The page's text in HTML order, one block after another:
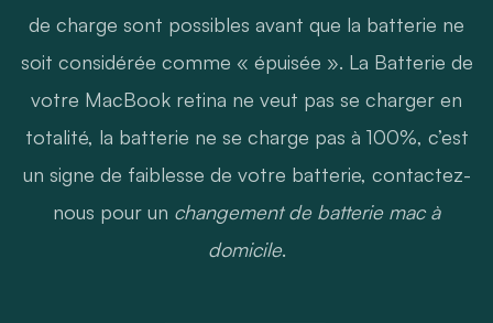
de charge sont possibles avant que la batterie ne
soit considérée comme « épuisée ». La Batterie de
votre MacBook retina ne veut pas se charger en
totalité, la batterie ne se charge pas à 100%, c’est
un signe de faiblesse de votre batterie, contactez-
nous pour un changement de batterie mac à
domicile.